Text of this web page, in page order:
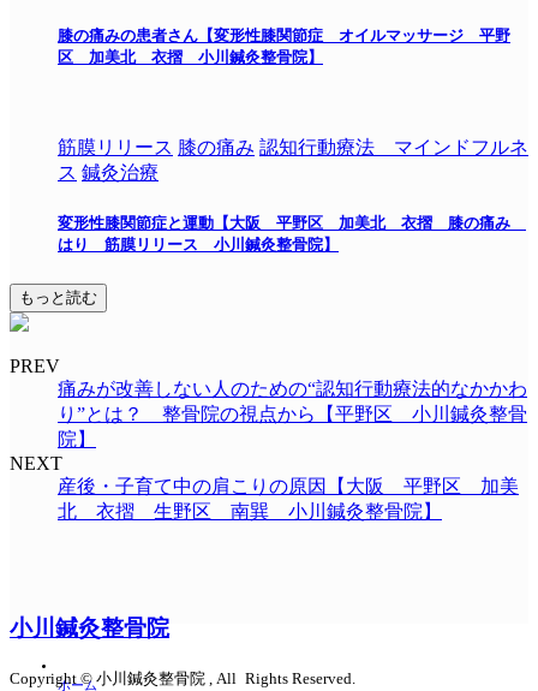
膝の痛みの患者さん【変形性膝関節症 オイルマッサージ 平野
区 加美北 衣摺 小川鍼灸整骨院】
筋膜リリース 膝の痛み 認知行動療法 マインドフルネ
ス 鍼灸治療
変形性膝関節症と運動【大阪 平野区 加美北 衣摺 膝の痛み
はり 筋膜リリース 小川鍼灸整骨院】
もっと読む
PREV
痛みが改善しない人のための“認知行動療法的なかかわ
り”とは？ 整骨院の視点から【平野区 小川鍼灸整骨
院】
NEXT
産後・子育て中の肩こりの原因【大阪 平野区 加美
北 衣摺 生野区 南巽 小川鍼灸整骨院】
小川鍼灸整骨院
Copyright © 小川鍼灸整骨院 , All Rights Reserved.
ホーム